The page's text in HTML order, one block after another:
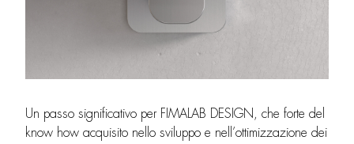
Un passo significativo per FIMALAB DESIGN, che forte del
know how acquisito nello sviluppo e nell’ottimizzazione dei